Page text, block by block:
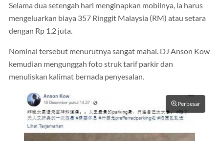
Selama dua setengah hari menginapkan mobilnya, ia harus
mengeluarkan biaya 357 Ringgit Malaysia (RM) atau setara
dengan Rp 1,2 juta.
Nominal tersebut menurutnya sangat mahal. DJ Anson Kow
kemudian mengunggah foto struk tarif parkir dan
menuliskan kalimat bernada penyesalan.
Perbesar